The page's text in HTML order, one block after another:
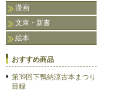
漫画
文庫・新書
絵本
おすすめ商品
第39回下鴨納涼古本まつり
目録